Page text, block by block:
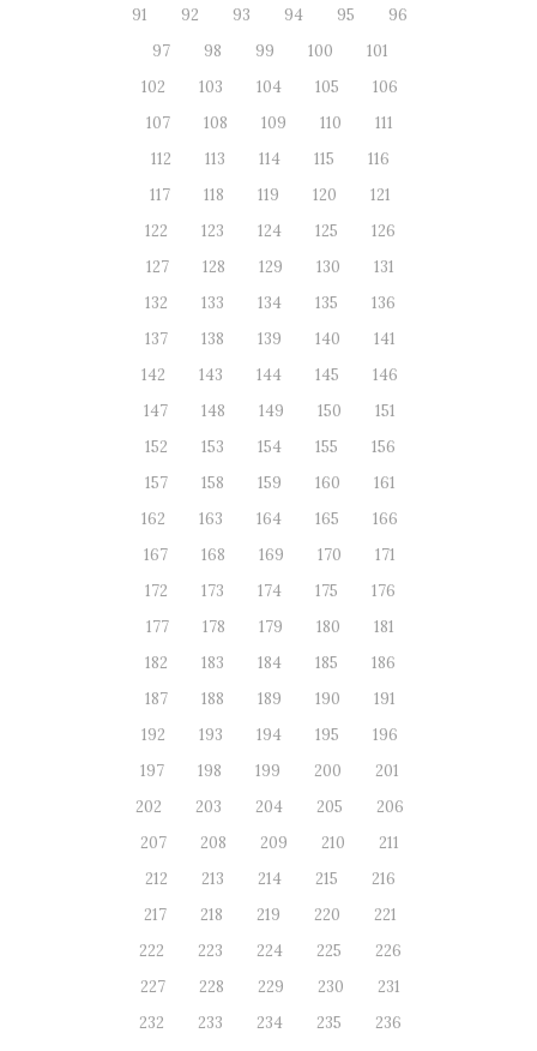
91
92 93 94 95
96
97
98 99 100
101
102
103 104 105
106
107
108 109 110
111
112
113 114 115
116
117
118 119 120
121
122
123 124 125
126
127
128 129 130
131
132
133 134 135
136
137
138 139 140
141
142
143 144 145
146
147
148 149 150
151
152
153 154 155
156
157
158 159 160
161
162
163 164 165
166
167
168 169 170
171
172
173 174 175
176
177
178 179 180
181
182
183 184 185
186
187
188 189 190
191
192
193 194 195
196
197
198 199 200
201
202
203 204 205
206
207
208 209 210
211
212
213 214 215
216
217
218 219 220
221
222
223 224 225
226
227
228 229 230
231
232
233 234 235
236